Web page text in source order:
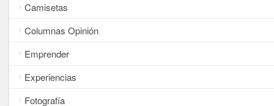
Camisetas
Columnas Opinión
Emprender
Experiencias
Fotografía